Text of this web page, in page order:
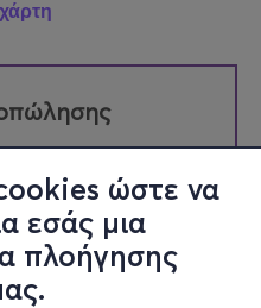
ώστε να
εσάς μια
πλοήγησης